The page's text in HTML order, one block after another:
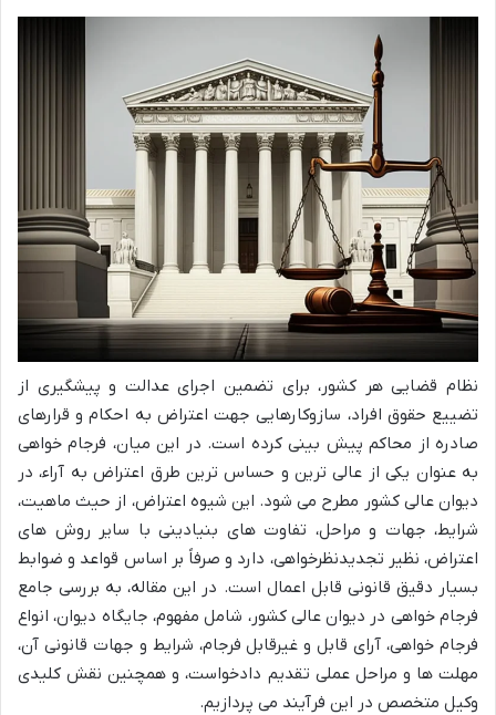
نظام قضایی هر کشور، برای تضمین اجرای عدالت و پیشگیری از
تضییع حقوق افراد، سازوکارهایی جهت اعتراض به احکام و قرارهای
صادره از محاکم پیش بینی کرده است. در این میان، فرجام خواهی
به عنوان یکی از عالی ترین و حساس ترین طرق اعتراض به آراء، در
دیوان عالی کشور مطرح می شود. این شیوه اعتراض، از حیث ماهیت،
شرایط، جهات و مراحل، تفاوت های بنیادینی با سایر روش های
اعتراض، نظیر تجدیدنظرخواهی، دارد و صرفاً بر اساس قواعد و ضوابط
بسیار دقیق قانونی قابل اعمال است. در این مقاله، به بررسی جامع
فرجام خواهی در دیوان عالی کشور، شامل مفهوم، جایگاه دیوان، انواع
فرجام خواهی، آرای قابل و غیرقابل فرجام، شرایط و جهات قانونی آن،
مهلت ها و مراحل عملی تقدیم دادخواست، و همچنین نقش کلیدی
وکیل متخصص در این فرآیند می پردازیم.